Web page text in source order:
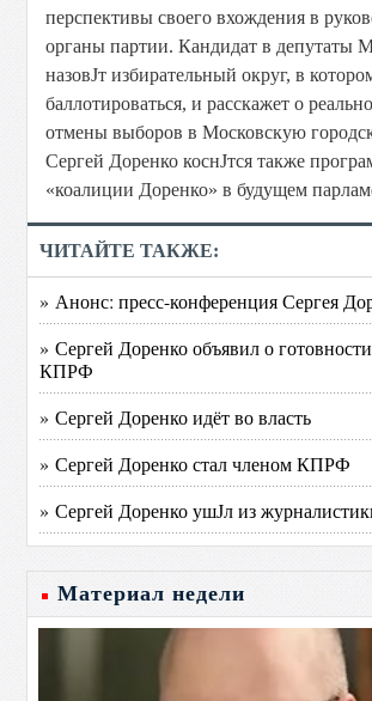
перспективы своего вхождения в
органы партии. Кандидат в депутаты
назовЈт избирательный округ, в
баллотироваться, и расскажет о
отмены выборов в Московскую
Сергей Доренко коснЈтся также
«коалиции Доренко» в будущем
ЧИТАЙТЕ ТАКЖЕ:
» Анонс: пресс-конференция Сергея
» Сергей Доренко объявил о
КПРФ
» Сергей Доренко идёт во власть
» Сергей Доренко стал членом КПРФ
» Сергей Доренко ушЈл из
Материал недели